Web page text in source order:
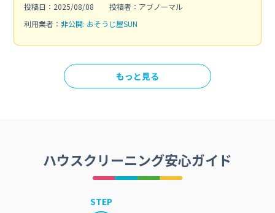
投稿日：2025/08/08
投稿者：アブノーマル
利用業者： 非公開: おそうじ屋SUN
もっと見る
ハウスクリーニング安心ガイド
STEP